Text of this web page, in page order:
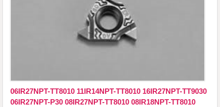
06IR27NPT-TT8010 ​​​​​​​11IR14NPT-TT8010 16IR27NPT-TT9030
06IR27NPT-P30 08IR27NPT-TT8010 08IR18NPT-TT8010